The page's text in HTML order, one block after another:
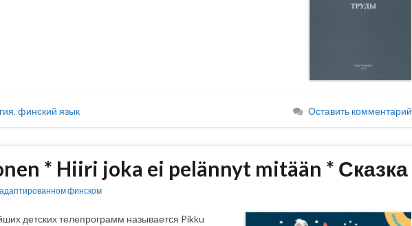
, финский язык Оставить комментарий
* Hiiri joka ei pelännyt mitään * Сказка
финском
детских телепрограмм называется Pikku